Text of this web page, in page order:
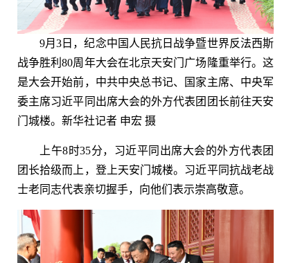
9月3日，纪念中国人民抗日战争暨世界反法西斯
战争胜利80周年大会在北京天安门广场隆重举行。这
是大会开始前，中共中央总书记、国家主席、中央军
委主席习近平同出席大会的外方代表团团长前往天安
门城楼。新华社记者 申宏 摄
上午8时35分，习近平同出席大会的外方代表团
团长拾级而上，登上天安门城楼。习近平同抗战老战
士老同志代表亲切握手，向他们表示崇高敬意。